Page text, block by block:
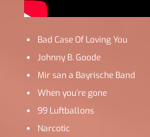
Bad Case Of Loving You
Johnny B. Goode
Mir san a Bayrische Band
When you’re gone
99 Luftballons
Narcotic